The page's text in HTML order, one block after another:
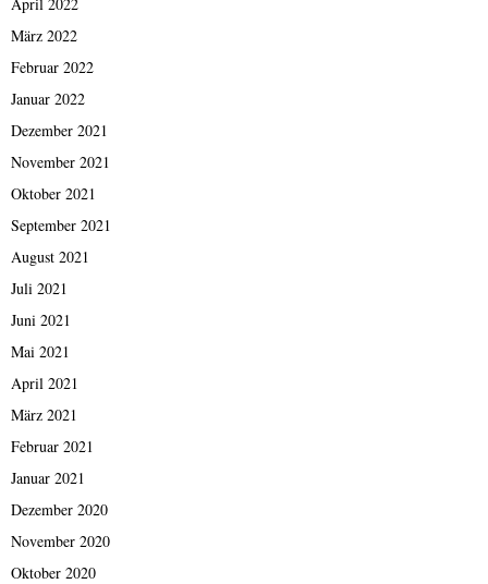
März 2022
Februar 2022
Januar 2022
Dezember 2021
November 2021
Oktober 2021
September 2021
August 2021
Juli 2021
Juni 2021
Mai 2021
April 2021
März 2021
Februar 2021
Januar 2021
Dezember 2020
November 2020
Oktober 2020